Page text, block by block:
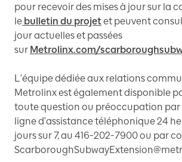
pour recevoir des mises à jour sur la
le bulletin du projetet peuvent
jour actuelles et passées
sur Metrolinx.com/
L'équipe dédiée aux relations
Metrolinx est également disponible
toute question ou préoccupation par
ligne d'assistance téléphonique 24
jours sur 7, au 416-202-7900 ou par